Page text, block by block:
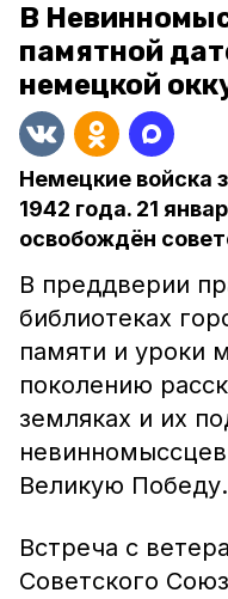
В
памятной
немецкой
Немецкие войска
1942 года. 21
освобождён
В преддверии
библиотеках
памяти и уроки
поколению
земляках и их
Великую Победу.
Встреча с
Советского